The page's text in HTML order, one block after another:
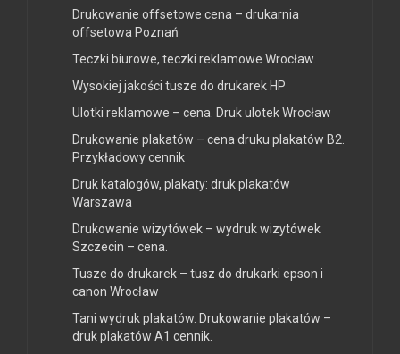
Drukowanie offsetowe cena – drukarnia
offsetowa Poznań
Teczki biurowe, teczki reklamowe Wrocław.
Wysokiej jakości tusze do drukarek HP
Ulotki reklamowe – cena. Druk ulotek Wrocław
Drukowanie plakatów – cena druku plakatów B2.
Przykładowy cennik
Druk katalogów, plakaty: druk plakatów
Warszawa
Drukowanie wizytówek – wydruk wizytówek
Szczecin – cena.
Tusze do drukarek – tusz do drukarki epson i
canon Wrocław
Tani wydruk plakatów. Drukowanie plakatów –
druk plakatów A1 cennik.